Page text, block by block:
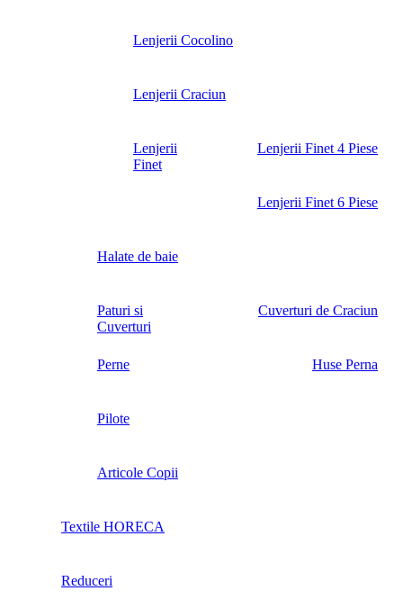
Lenjerii Cocolino
Lenjerii Craciun
Lenjerii
Finet
Lenjerii Finet 4 Piese
Lenjerii Finet 6 Piese
Halate de baie
Paturi si
Cuverturi
Cuverturi de Craciun
Perne Huse Perna
Pilote
Articole Copii
Textile HORECA
Reduceri